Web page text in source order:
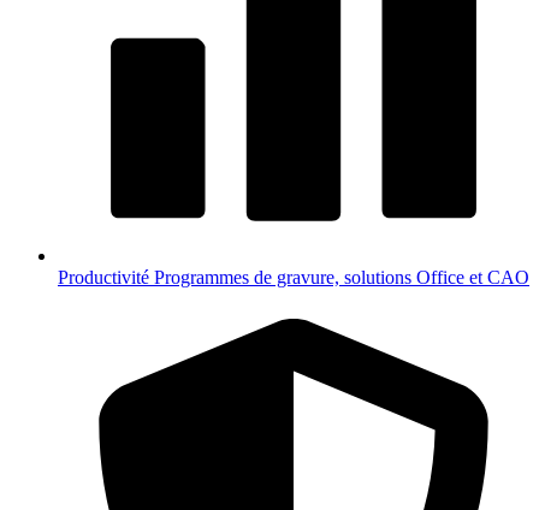
Productivité Programmes de gravure, solutions Office et CAO